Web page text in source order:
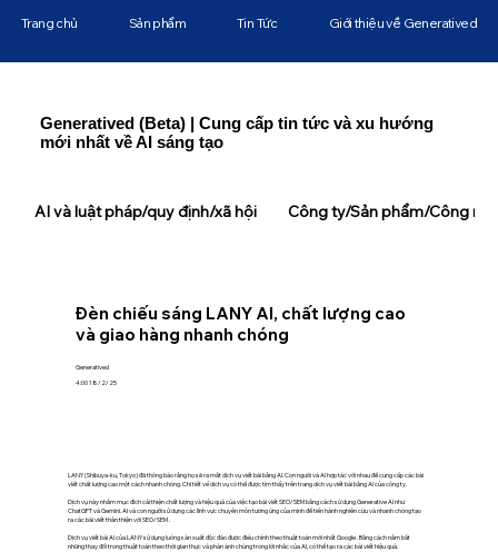
Generatived (Beta) | Cung cấp tin tức và xu hướng
mới nhất về AI sáng tạo
Đèn chiếu sáng LANY AI, chất lượng cao
và giao hàng nhanh chóng
Generatived
4:00 18/2/25
LANY (Shibuya-ku, Tokyo) đã thông báo rằng họ sẽ ra mắt dịch vụ viết bài bằng AI. Con người và AI hợp tác với nhau để cung cấp các bài
viết chất lượng cao một cách nhanh chóng. Chi tiết về dịch vụ có thể được tìm thấy trên trang dịch vụ viết bài bằng AI của công ty.
Dịch vụ này nhằm mục đích cải thiện chất lượng và hiệu quả của việc tạo bài viết SEO/SEM bằng cách sử dụng Generative AI như
ChatGPT và Gemini. AI và con người sử dụng các lĩnh vực chuyên môn tương ứng của mình để tiến hành nghiên cứu và nhanh chóng tạo
ra các bài viết thân thiện với SEO/SEM .
Dịch vụ viết bài AI của LANY sử dụng luồng sản xuất độc đáo được điều chỉnh theo thuật toán mới nhất Google . Bằng cách nắm bắt
những thay đổi trong thuật toán theo thời gian thực và phản ánh chúng trong lời nhắc của AI, có thể tạo ra các bài viết hiệu quả.
Trang chủ Sản phẩm Tin Tức Giới thiệu về Generatived
AI và luật pháp/quy định/xã hội Công ty/Sản phẩm/Công